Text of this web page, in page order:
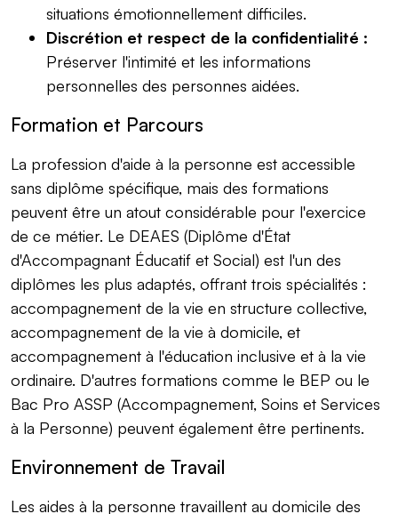
situations émotionnellement difficiles.
Discrétion et respect de la confidentialité :
Préserver l'intimité et les informations
personnelles des personnes aidées.
Formation et Parcours
La profession d'aide à la personne est accessible
sans diplôme spécifique, mais des formations
peuvent être un atout considérable pour l'exercice
de ce métier. Le DEAES (Diplôme d'État
d'Accompagnant Éducatif et Social) est l'un des
diplômes les plus adaptés, offrant trois spécialités :
accompagnement de la vie en structure collective,
accompagnement de la vie à domicile, et
accompagnement à l'éducation inclusive et à la vie
ordinaire. D'autres formations comme le BEP ou le
Bac Pro ASSP (Accompagnement, Soins et Services
à la Personne) peuvent également être pertinents.
Environnement de Travail
Les aides à la personne travaillent au domicile des